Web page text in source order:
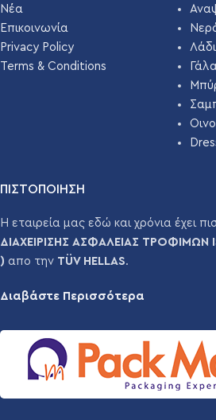
Νέα
Επικοινωνία
Privacy Policy
Terms & Conditions
Λάδι
Γάλα
ΠΙΣΤΟΠΟΙΗΣΗ
Η εταιρεία μας εδώ και χρόνια έχει
ΔΙΑΧΕΙΡΙΣΗΣ ΑΣΦΑΛΕΙΑΣ ΤΡΟΦΙΜΩΝ
) απο την TÜV HELLAS.
Διαβάστε Περισσότερα